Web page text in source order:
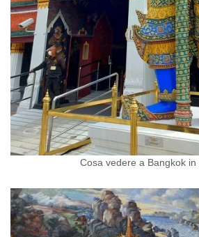
Cosa vedere a Bangkok in